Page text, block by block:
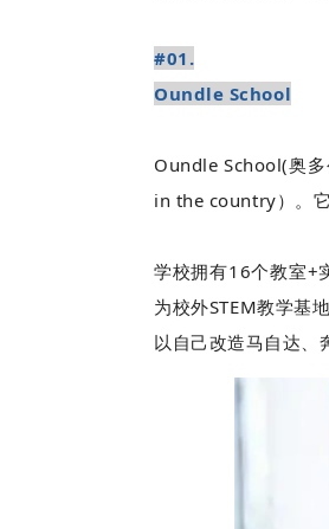
#01.
Oundle School
Oundle School(奥多
in the country）。
学校拥有16个教室+
为校外STEM教学基
以自己改造马自达